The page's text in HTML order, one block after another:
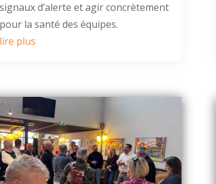
signaux d’alerte et agir concrètement
pour la santé des équipes.
lire plus